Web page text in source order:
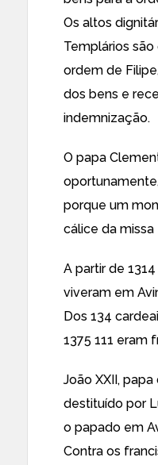
Os altos
Templários
ordem de
dos bens e
indemnização.
O papa
porque um
cálice da missa
A partir de
viveram em
Dos 134
1375 111 eram
João XXII,
destituído por
o papado em
Contra os